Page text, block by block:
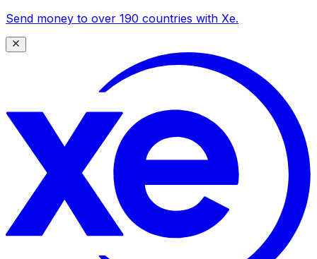
Send money to over 190 countries with Xe.